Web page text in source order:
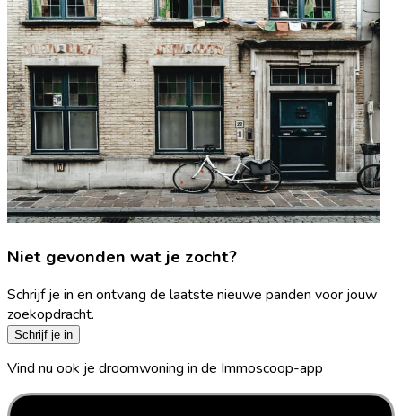
Niet gevonden wat je zocht?
Schrijf je in en ontvang de laatste nieuwe panden voor jouw
zoekopdracht.
Schrijf je in
Vind nu ook je droomwoning in de Immoscoop-app